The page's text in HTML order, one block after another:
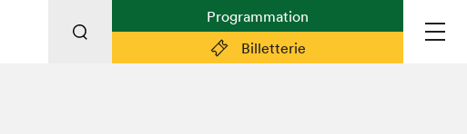
Billetterie
Programmation